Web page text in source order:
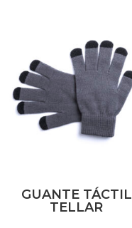
GUANTE TÁCTIL
TELLAR